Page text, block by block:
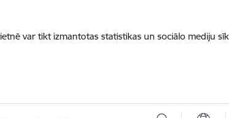
var tikt izmantotas statistikas un sociālo mediju